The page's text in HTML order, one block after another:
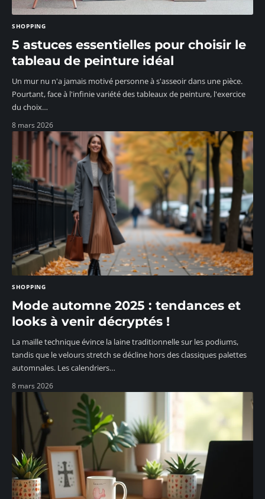
SHOPPING
5 astuces essentielles pour choisir le
tableau de peinture idéal
Un mur nu n'a jamais motivé personne à s'asseoir dans une pièce.
Pourtant, face à l'infinie variété des tableaux de peinture, l'exercice
du choix…
8 mars 2026
SHOPPING
Mode automne 2025 : tendances et
looks à venir décryptés !
La maille technique évince la laine traditionnelle sur les podiums,
tandis que le velours stretch se décline hors des classiques palettes
automnales. Les calendriers…
8 mars 2026